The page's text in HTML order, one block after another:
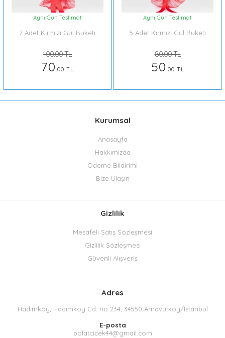
Aynı Gün Teslimat
7 Adet Kırmızı Gül Buketi
100.00 TL
70.00 TL
Aynı Gün Teslimat
5 Adet Kırmızı Gül Buketi
80.00 TL
50.00 TL
Kurumsal
Anasayfa
Hakkımızda
Ödeme Bildirimi
Bize Ulaşın
Gizlilik
Mesafeli Satış Sözleşmesi
Gizlilik Sözleşmesi
Güvenli Alışveriş
Adres
Hadımköy, Hadımköy Cd. no 234, 34550 Arnavutköy/İstanbul
E-posta
polatcicek44@gmail.com